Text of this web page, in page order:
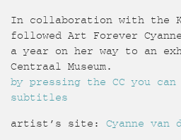
In collaboration with the
followed Art Forever
a year on her way to an
Centraal Museum.
by pressing the CC you
subtitles
artist’s site: Cyanne van